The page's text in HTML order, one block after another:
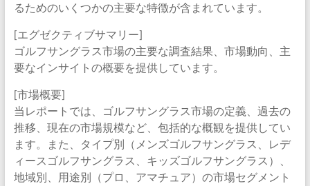
るためのいくつかの主要な特徴が含まれています。
[エグゼクティブサマリー]
ゴルフサングラス市場の主要な調査結果、市場動向、主
要なインサイトの概要を提供しています。
[市場概要]
当レポートでは、ゴルフサングラス市場の定義、過去の
推移、現在の市場規模など、包括的な概観を提供してい
ます。また、タイプ別（メンズゴルフサングラス、レデ
ィースゴルフサングラス、キッズゴルフサングラス）、
地域別、用途別（プロ、アマチュア）の市場セグメント